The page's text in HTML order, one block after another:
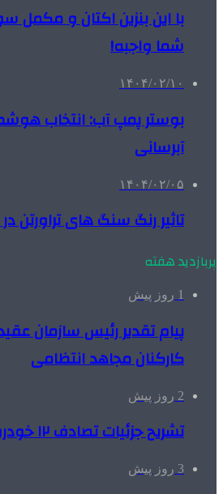
با این بنزین اکتان و مکمل
شما واجبه!
۱۴۰۴/۰۲/۱۰
بوستر پمپ آب: انتخاب
آبرسانی
۱۴۰۴/۰۲/۰۵
تاثیر رنگ سنگ های تراورتن
پربازدید هفته
1 روز پیش
پیام تقدیر رئیس سازمان
کارکنان مجاهد انتظامی
2 روز پیش
تشریح جزئیات تصادف ۱۲ خودرو با ۱۹ مصدوم
3 روز پیش